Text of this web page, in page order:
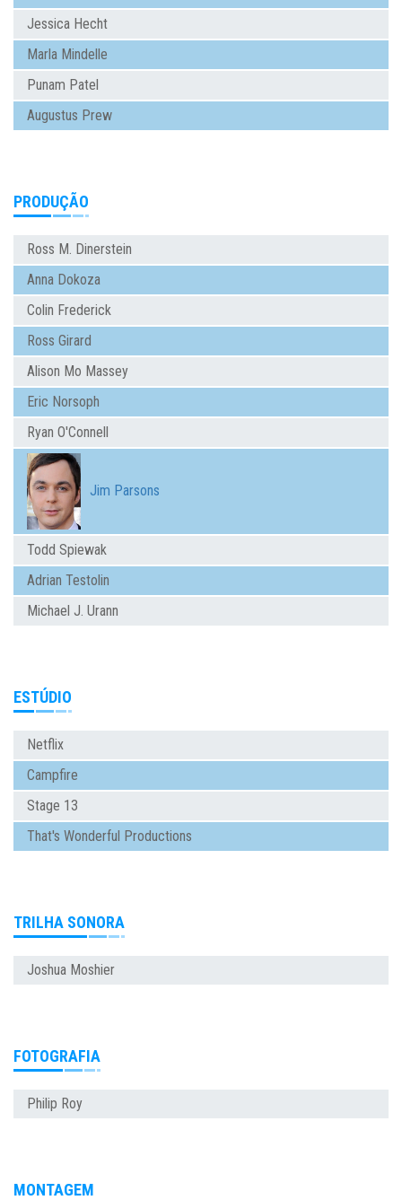
Jessica Hecht
Marla Mindelle
Punam Patel
Augustus Prew
PRODUÇÃO
Ross M. Dinerstein
Anna Dokoza
Colin Frederick
Ross Girard
Alison Mo Massey
Eric Norsoph
Ryan O'Connell
Jim Parsons
Todd Spiewak
Adrian Testolin
Michael J. Urann
ESTÚDIO
Netflix
Campfire
Stage 13
That's Wonderful Productions
TRILHA SONORA
Joshua Moshier
FOTOGRAFIA
Philip Roy
MONTAGEM